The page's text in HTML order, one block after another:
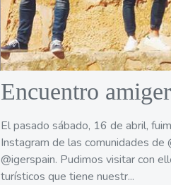
Encuentro
El pasado sábado, 16 de abril,
Instagram de las comunidades de
@igerspain. Pudimos visitar con
turísticos que tiene nuestr...